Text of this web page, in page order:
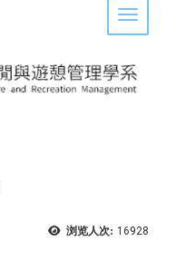
Toggle
浏览人次: 16928